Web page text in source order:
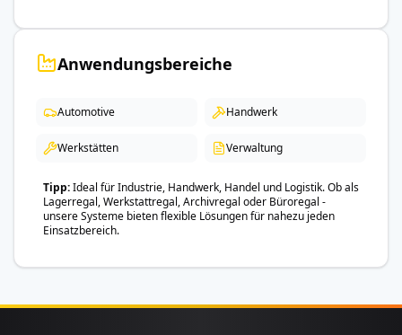
Anwendungsbereiche
Automotive Handwerk
Werkstätten Verwaltung
Tipp Ideal für Industrie, Handwerk, Handel und Logistik. Ob als
Lagerregal, Werkstattregal, Archivregal oder Büroregal -
unsere Systeme bieten flexible Lösungen für nahezu jeden
Einsatzbereich.